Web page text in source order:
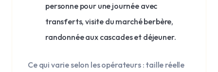
personne pour une journée avec
transferts, visite du marché berbère,
randonnée aux cascades et déjeuner.
Ce qui varie selon les opérateurs : taille réelle